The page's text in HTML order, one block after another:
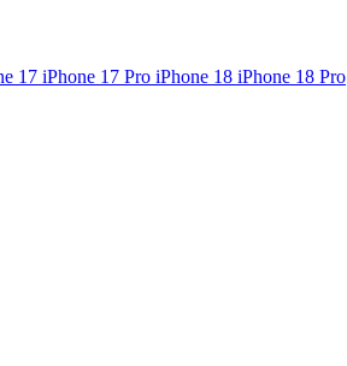
17 iPhone 17 Pro iPhone 18 iPhone 18 Pro